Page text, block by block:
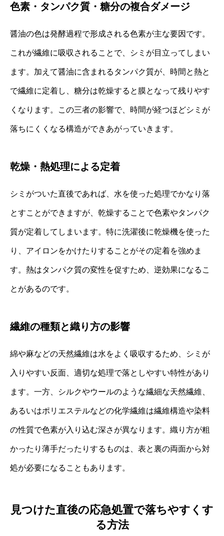
色素・タンパク質・糖分の複合ダメージ
醤油の色は発酵過程で形成される色素が主な要因です。
これが繊維に吸収されることで、シミが目立ってしまい
ます。加えて醤油に含まれるタンパク質が、時間と熱と
で繊維に定着し、糖分は乾燥すると膜となって残りやす
くなります。この三者の影響で、時間が経つほどシミが
落ちにくくなる構造ができあがっていきます。
乾燥・熱処理による定着
シミがついた直後であれば、水を使った処理でかなり落
とすことができますが、乾燥することで色素やタンパク
質が定着してしまいます。特に洗濯後に乾燥機を使った
り、アイロンをかけたりすることがその定着を強めま
す。熱はタンパク質の変性を促すため、逆効果になるこ
とがあるのです。
繊維の種類と織り方の影響
綿や麻などの天然繊維は水をよく吸収するため、シミが
入りやすい反面、適切な処理で落としやすい特性があり
ます。一方、シルクやウールのような繊細な天然繊維、
あるいはポリエステルなどの化学繊維は繊維構造や染料
の性質で色素が入り込む深さが異なります。織り方が粗
かったり薄手だったりするものは、表と裏の両面から対
処が必要になることもあります。
見つけた直後の応急処置で落ちやすくす
る方法